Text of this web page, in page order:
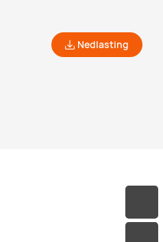
Nedlasting